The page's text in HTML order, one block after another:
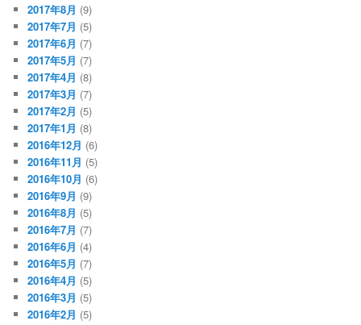
2017年8月 (9)
2017年7月 (5)
2017年6月 (7)
2017年5月 (7)
2017年4月 (8)
2017年3月 (7)
2017年2月 (5)
2017年1月 (8)
2016年12月 (6)
2016年11月 (5)
2016年10月 (6)
2016年9月 (9)
2016年8月 (5)
2016年7月 (7)
2016年6月 (4)
2016年5月 (7)
2016年4月 (5)
2016年3月 (5)
2016年2月 (5)